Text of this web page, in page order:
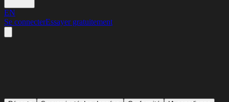
EN
Se connecterEssayer gratuitement